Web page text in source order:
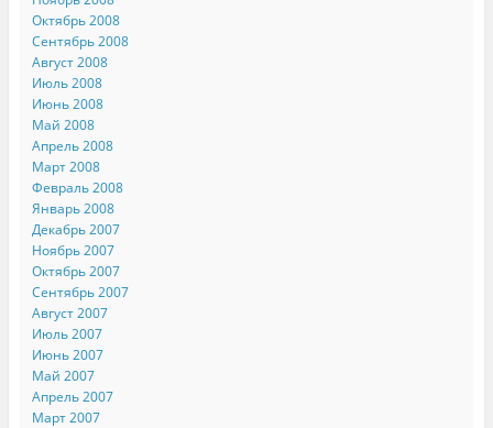
Октябрь 2008
Сентябрь 2008
Август 2008
Июль 2008
Июнь 2008
Май 2008
Апрель 2008
Март 2008
Февраль 2008
Январь 2008
Декабрь 2007
Ноябрь 2007
Октябрь 2007
Сентябрь 2007
Август 2007
Июль 2007
Июнь 2007
Май 2007
Апрель 2007
Март 2007